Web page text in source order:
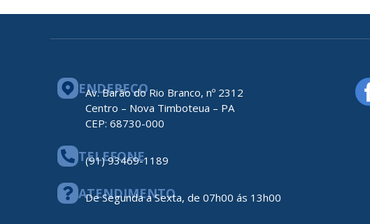
ENDEREÇO
Av. Barão do Rio Branco, nº 2312
Centro – Nova Timboteua – PA
CEP: 68730-000
TELEFONE
(91) 93469-1189
ATENDIMENTO
De Segunda a Sexta, de 07h00 ás 13h00